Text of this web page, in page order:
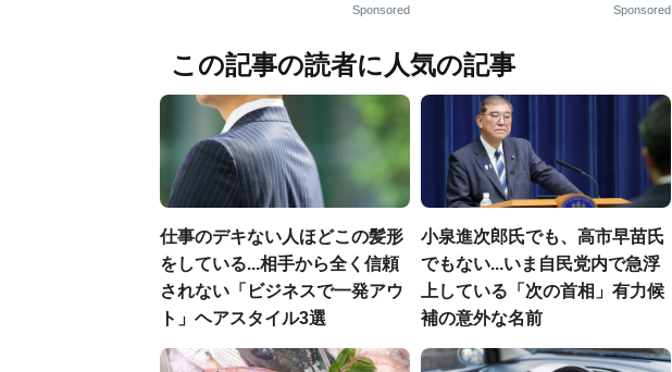
Sponsored Sponsored
この記事の読者に人気の記事
仕事のデキない人ほどこの髪形
をしている...相手から全く信頼
されない「ビジネスで一発アウ
ト」ヘアスタイル3選
小泉進次郎氏でも、高市早苗氏
でもない...いま自民党内で急浮
上している「次の首相」有力候
補の意外な名前